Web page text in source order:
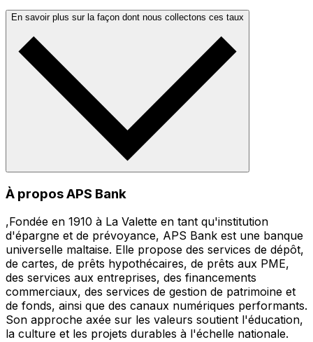
En savoir plus sur la façon dont nous collectons ces taux
À propos APS Bank
,Fondée en 1910 à La Valette en tant qu'institution
d'épargne et de prévoyance, APS Bank est une banque
universelle maltaise. Elle propose des services de dépôt,
de cartes, de prêts hypothécaires, de prêts aux PME,
des services aux entreprises, des financements
commerciaux, des services de gestion de patrimoine et
de fonds, ainsi que des canaux numériques performants.
Son approche axée sur les valeurs soutient l'éducation,
la culture et les projets durables à l'échelle nationale.